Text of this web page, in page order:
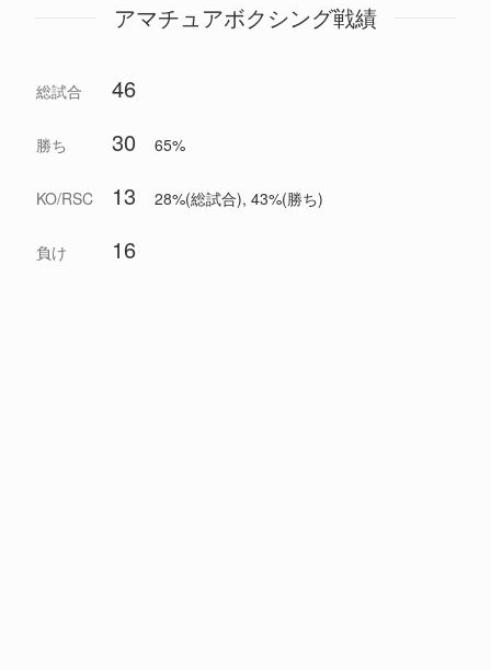
アマチュアボクシング戦績
総試合 46
勝ち 30 65%
KO/RSC 13 28%(総試合), 43%(勝ち)
負け 16